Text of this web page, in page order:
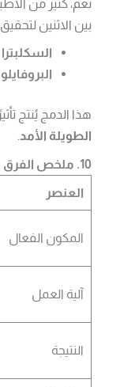
بين الاثنين
هذا الدمج يُنتج
الطويلة الأمد.
10. ملخص الفرق بين البروفايلو والسكلبترا
العنصر
المكون الفعال
آلية العمل
النتيجة